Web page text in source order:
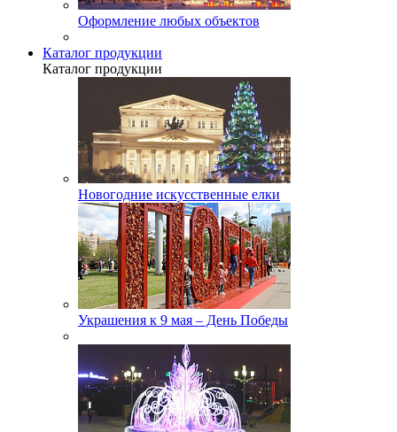
Оформление любых объектов
Каталог продукции
Каталог продукции
Новогодние искусственные елки
Украшения к 9 мая – День Победы